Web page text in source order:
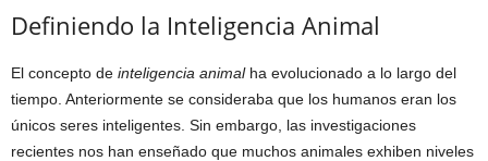
Definiendo la Inteligencia Animal
El concepto de inteligencia animalha evolucionado a lo largo del
tiempo. Anteriormente se consideraba que los humanos eran los
únicos seres inteligentes. Sin embargo, las investigaciones
recientes nos han enseñado que muchos animales exhiben niveles